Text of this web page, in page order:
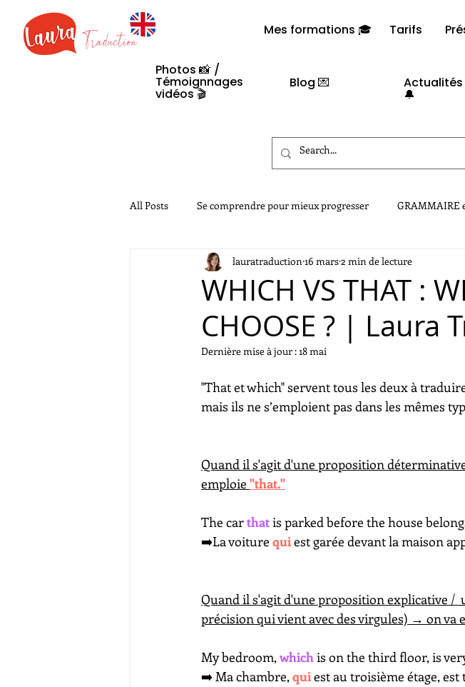
Mes formations 🎓 Tarifs
Photos 📸 /
Témoignnages
vidéos 🎬​
Blog 💌 Actualités
🔔
All Posts Se comprendre pour mieux progresser GRAMMAIRE
Legislation
WHICH VS THAT :
CHOOSE ? | Laura
lauratraduction 16 mars2 min de lecture
Dernière mise à jour :18 mai
"That et which" servent tous les deux à
mais ils ne s’emploient pas dans les mêmes
Quand il s'agit d'une proposition
emploie "that."
The car that is parked before the house
➡️​La voiture qui est garée devant la maison
Quand il s'agit d'une proposition explicative /
précision qui vient avec des virgules) → on va
My bedroom, which is on the third floor, is
➡️​ Ma chambre, qui est au troisième étage,